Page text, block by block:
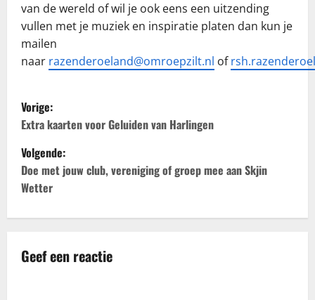
van de wereld of wil je ook eens een uitzending
vullen met je muziek en inspiratie platen dan kun je
mailen
naar razenderoeland@omroepzilt.nl of
B
e
r
i
c
h
Vorige:
Extra kaarten voor Geluiden van Harlingen
Volgende:
Doe met jouw club, vereniging of groep mee aan Skjin
Wetter
Geef een reactie